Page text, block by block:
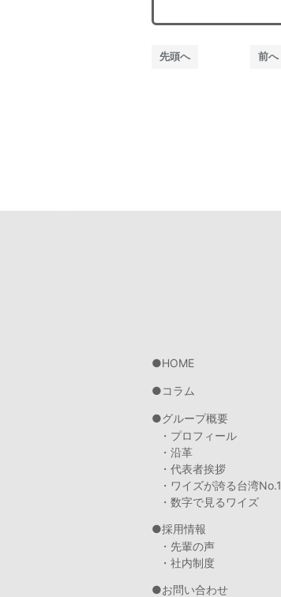
先頭へ 前へ
HOME
コラム
グループ概要
・プロフィール
・沿革
・代表者挨拶
・ワイズが誇る台湾No.1
・数字で見るワイズ
採用情報
・先輩の声
・社内制度
お問い合わせ